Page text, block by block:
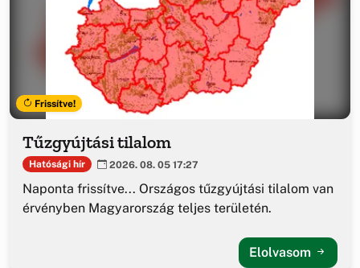
Frissítve!
Tűzgyújtási tilalom
Hatósági hír 2026. 08. 05 17:27
Naponta frissítve... Országos tűzgyújtási tilalom van
érvényben Magyarország teljes területén.
Elolvasom